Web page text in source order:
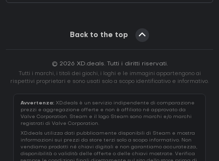
Back to the top
© 2026 XD.deals. Tutti i diritti riservati.
Tutti i marchi, i titoli dei giochi, i loghi e le immagini appartengono ai
rispettivi proprietari e sono usati solo a scopo identificativo e informativo.
Avvertenza: XD.deals è un servizio indipendente di comparazione
prezzi e aggregazione offerte e non è affiliato né approvato da
Valve Corporation. Steam e il logo Steam sono marchi e/o marchi
registrati di Valve Corporation.
XD.deals utilizza dati pubblicamente disponibili di Steam e mostra
informazioni sui prezzi da store terzi solo a scopo informativo. Non
vendiamo prodotti né chiavi digitali e non garantiamo accuratezza,
disponibilità o validità delle offerte o delle chiavi mostrate. Verifica